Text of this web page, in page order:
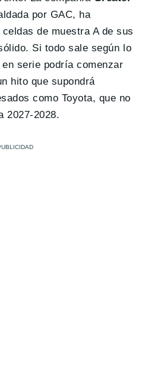
por GAC, ha
de muestra A de sus
Si todo sale según lo
serie podría comenzar
hito que supondrá
como Toyota, que no
2027-2028.